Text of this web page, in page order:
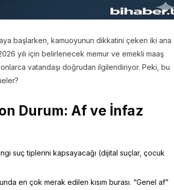
başlarken, kamuoyunun dikkatini çeken iki ana
yılı için belirlenecek memur ve emekli maaş
vatandaşı doğrudan ilgilendiriyor. Peki, bu
Durum: Af ve İnfaz
suç tiplerini kapsayacağı (dijital suçlar, çocuk
en çok merak edilen kısım burası. “Genel af”